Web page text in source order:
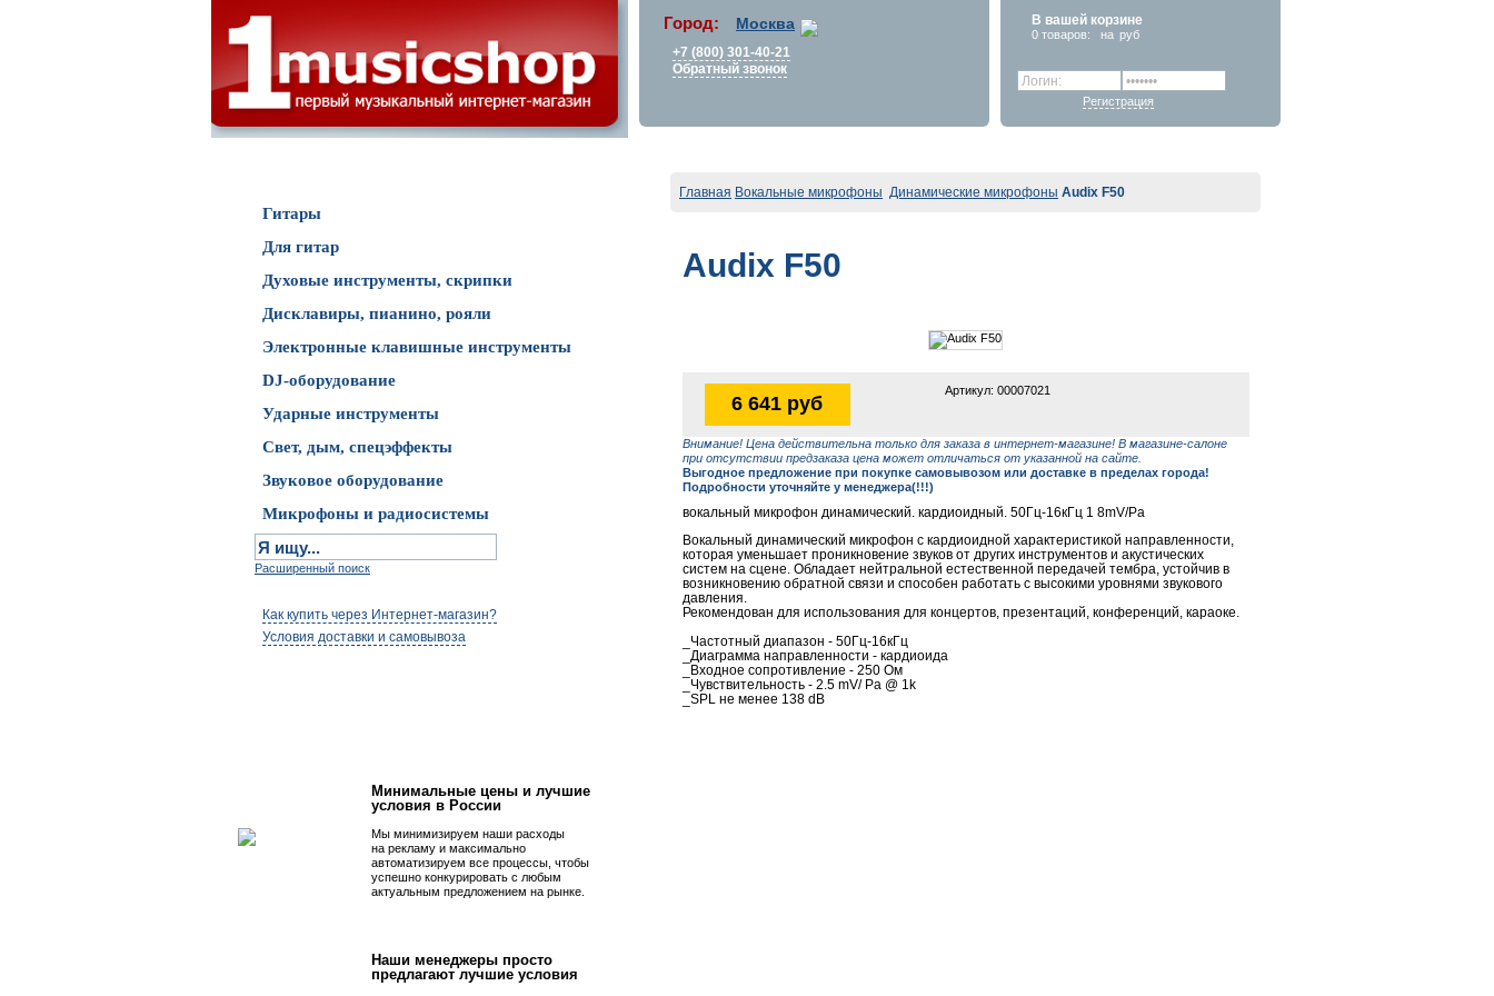
Город: Москва
+7 (800) 301-40-21
Обратный звонок
В вашей корзине
0 товаров: на руб
Регистрация
Гитары
Для гитар
Духовые инструменты, скрипки
Дисклавиры, пианино, рояли
Электронные клавишные инструменты
DJ-оборудование
Ударные инструменты
Свет, дым, спецэффекты
Звуковое оборудование
Микрофоны и радиосистемы
Расширенный поиск
Как купить через Интернет-магазин?
Условия доставки и самовывоза
Минимальные цены и лучшие
условия в России
Мы минимизируем наши расходы
на рекламу и максимально
автоматизируем все процессы, чтобы
успешно конкурировать с любым
актуальным предложением на рынке.
Наши менеджеры просто
предлагают лучшие условия
Главная Вокальные микрофоны Динамические микрофоны Audix F50
Audix F50
6 641 руб
Артикул: 00007021
Внимание! Цена действительна только для заказа в интернет-магазине! В магазине-салоне
при отсутствии предзаказа цена может отличаться от указанной на сайте.
Выгодное предложение при покупке самовывозом или доставке в пределах города!
Подробности уточняйте у менеджера(!!!)
вокальный микрофон динамический. кардиоидный. 50Гц-16кГц 1 8mV/Pa
Вокальный динамический микрофон с кардиоидной характеристикой направленности,
которая уменьшает проникновение звуков от других инструментов и акустических
систем на сцене. Обладает нейтральной естественной передачей тембра, устойчив в
возникновению обратной связи и способен работать с высокими уровнями звукового
давления.
Рекомендован для использования для концертов, презентаций, конференций, караоке.
_Частотный диапазон - 50Гц-16кГц
_Диаграмма направленности - кардиоида
_Входное сопротивление - 250 Ом
_Чувствительность - 2.5 mV/ Pa @ 1k
_SPL не менее 138 dB